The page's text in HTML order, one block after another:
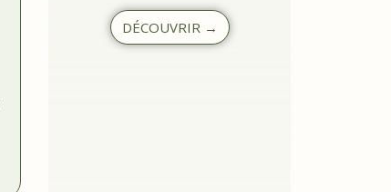
DÉCOUVRIR →